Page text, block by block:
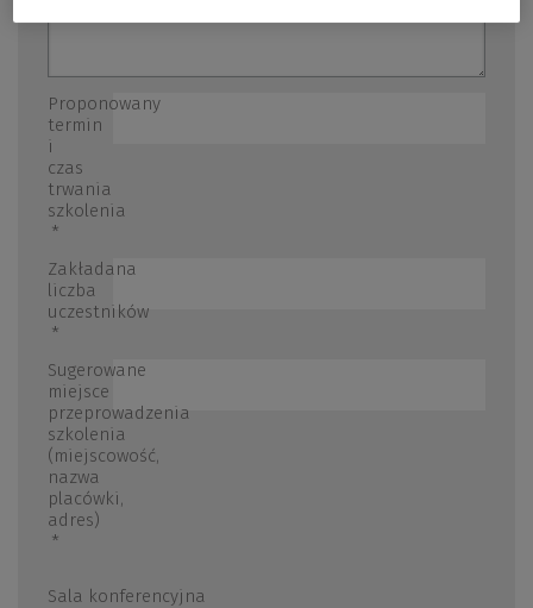
Proponowany
termin
i
czas
trwania
szkolenia
*
Zakładana
liczba
uczestników
*
Sugerowane
miejsce
przeprowadzenia
szkolenia
(miejscowość,
nazwa
placówki,
adres)
*
Sala konferencyjna